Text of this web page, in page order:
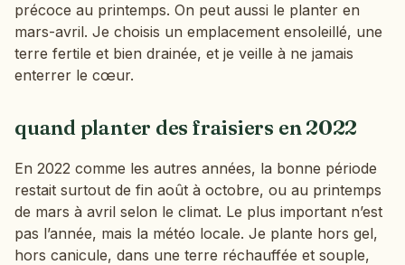
précoce au printemps. On peut aussi le planter en
mars-avril. Je choisis un emplacement ensoleillé, une
terre fertile et bien drainée, et je veille à ne jamais
enterrer le cœur.
quand planter des fraisiers en 2022
En 2022 comme les autres années, la bonne période
restait surtout de fin août à octobre, ou au printemps
de mars à avril selon le climat. Le plus important n’est
pas l’année, mais la météo locale. Je plante hors gel,
hors canicule, dans une terre réchauffée et souple,